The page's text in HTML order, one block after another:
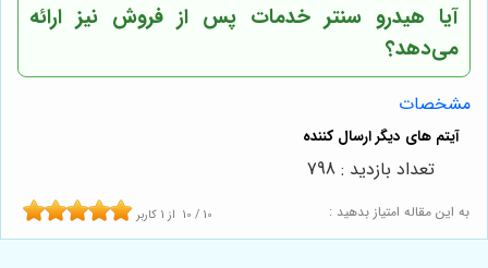
آیا هیدرو سنتر خدمات پس از فروش نیز ارائه
می‌دهد؟
مشخصات
به این مقاله امتیاز بدهید : 10 / 10 از 1 کاربر
تعداد بازدید : 798